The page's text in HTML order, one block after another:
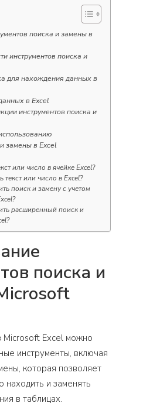
поиска и замены в
инструментов поиска и
для нахождения данных в
в Excel
инструментов поиска и
замены в Excel
или число в ячейке Excel?
текст или число в Excel?
поиск и замену с учетом
расширенный поиск и
поиска и
Microsoft Excel можно
инструменты, включая
которая позволяет
и заменять
в таблицах.